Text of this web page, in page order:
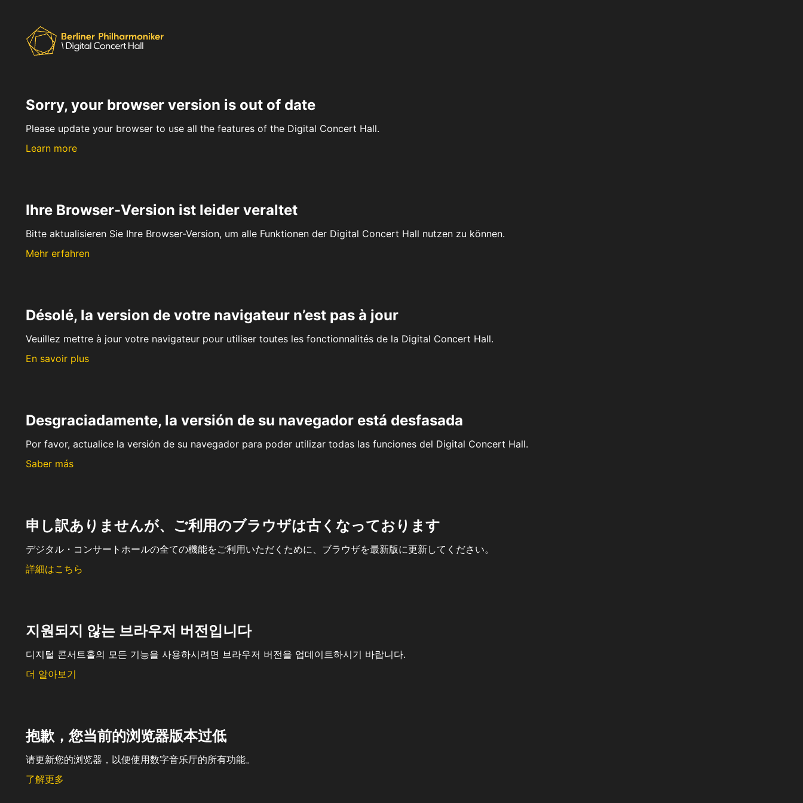
Sorry, your browser version is out of date
Please update your browser to use all the features of the Digital Concert Hall.
Learn more
Ihre Browser-Version ist leider veraltet
Bitte aktualisieren Sie Ihre Browser-Version, um alle Funktionen der Digital Concert Hall nutzen zu können.
Mehr erfahren
Désolé, la version de votre navigateur n’est pas à jour
Veuillez mettre à jour votre navigateur pour utiliser toutes les fonctionnalités de la Digital Concert Hall.
En savoir plus
Desgraciadamente, la versión de su navegador está desfasada
Por favor, actualice la versión de su navegador para poder utilizar todas las funciones del Digital Concert Hall.
Saber más
申し訳ありませんが、ご利用のブラウザは古くなっております
デジタル・コンサートホールの全ての機能をご利用いただくために、ブラウザを最新版に更新してください。
詳細はこちら
지원되지 않는 브라우저 버전입니다
디지털 콘서트홀의 모든 기능을 사용하시려면 브라우저 버전을 업데이트하시기 바랍니다.
더 알아보기
抱歉，您当前的浏览器版本过低
请更新您的浏览器，以便使用数字音乐厅的所有功能。
了解更多